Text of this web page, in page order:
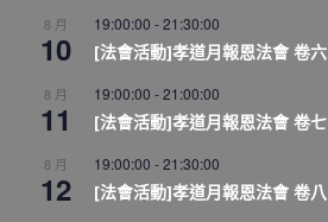
8 月
10
19:00:00 -21:30:00
[法會活動]孝道月報恩法會 卷六
8 月
11
19:00:00 -21:00:00
[法會活動]孝道月報恩法會 卷七
8 月
12
19:00:00 -21:30:00
[法會活動]孝道月報恩法會 卷八